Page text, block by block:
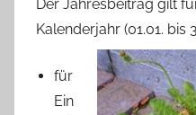
Der Jahresbeitrag gilt
Kalenderjahr (01.01. bis
für
Ein